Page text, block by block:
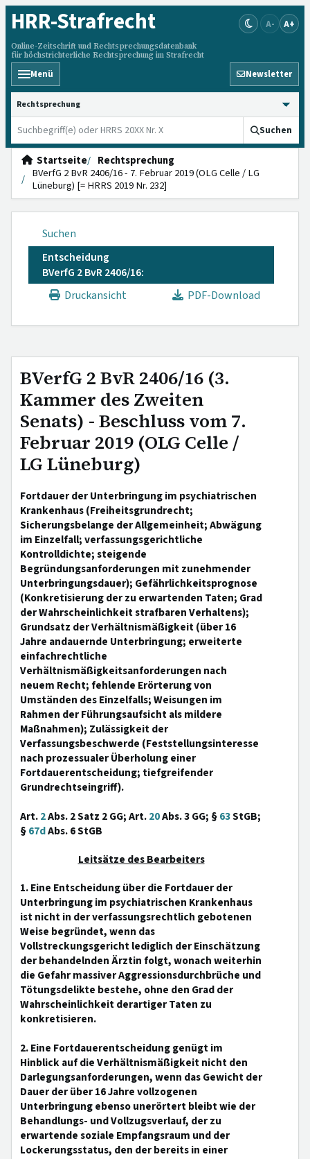
HRR-Strafrecht
Online-Zeitschrift und Rechtsprechungsdatenbank
für höchstrichterliche Rechtsprechung im Strafrecht
A- A+
Menü Newsletter
HRRS durchsuchen
Suchen
Startseite
Rechtsprechung
BVerfG 2 BvR 2406/16 - 7. Februar 2019 (OLG Celle / LG
Lüneburg) [= HRRS 2019 Nr. 232]
Suchen
Entscheidung
BVerfG 2 BvR 2406/16:
Druckansicht
PDF-Download
BVerfG 2 BvR 2406/16 (3.
Kammer des Zweiten
Senats) - Beschluss vom 7.
Februar 2019 (OLG Celle /
LG Lüneburg)
Fortdauer der Unterbringung im psychiatrischen
Krankenhaus (Freiheitsgrundrecht;
Sicherungsbelange der Allgemeinheit; Abwägung
im Einzelfall; verfassungsgerichtliche
Kontrolldichte; steigende
Begründungsanforderungen mit zunehmender
Unterbringungsdauer); Gefährlichkeitsprognose
(Konkretisierung der zu erwartenden Taten; Grad
der Wahrscheinlichkeit strafbaren Verhaltens);
Grundsatz der Verhältnismäßigkeit (über 16
Jahre andauernde Unterbringung; erweiterte
einfachrechtliche
Verhältnismäßigkeitsanforderungen nach
neuem Recht; fehlende Erörterung von
Umständen des Einzelfalls; Weisungen im
Rahmen der Führungsaufsicht als mildere
Maßnahmen); Zulässigkeit der
Verfassungsbeschwerde (Feststellungsinteresse
nach prozessualer Überholung einer
Fortdauerentscheidung; tiefgreifender
Grundrechtseingriff).
Art.2Abs. 2 Satz 2 GG; Art.20Abs. 3 GG; §63StGB;
§67dAbs. 6 StGB
Leitsätze des Bearbeiters
1. Eine Entscheidung über die Fortdauer der
Unterbringung im psychiatrischen Krankenhaus
ist nicht in der verfassungsrechtlich gebotenen
Weise begründet, wenn das
Vollstreckungsgericht lediglich der Einschätzung
der behandelnden Ärztin folgt, wonach weiterhin
die Gefahr massiver Aggressionsdurchbrüche und
Tötungsdelikte bestehe, ohne den Grad der
Wahrscheinlichkeit derartiger Taten zu
konkretisieren.
2. Eine Fortdauerentscheidung genügt im
Hinblick auf die Verhältnismäßigkeit nicht den
Darlegungsanforderungen, wenn das Gewicht der
Dauer der über 16 Jahre vollzogenen
Unterbringung ebenso unerörtert bleibt wie der
Behandlungs- und Vollzugsverlauf, der zu
erwartende soziale Empfangsraum und der
Lockerungsstatus, den der bereits in einer